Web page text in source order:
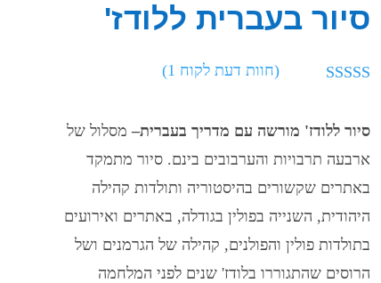
סיור בעברית ללודז'
מבוסס על
לקוחות
(חוות דעת לקוח 1
)
סיור ללודז' מורשה עם מדריך בעברית– מסלול של
ארבעה תרבויות והערבובים בינם. סיור מתמקד
באתרים שקשורים בהיסטוריה ותולדות קהילה
היהודית, השנייה בפולין בגודלה, באתרים ואירועים
בתולדות פולין והפולנים, קהילה של הגרמנים ושל
הרוסים שהתגוררו בלודז' שנים לפני המלחמה